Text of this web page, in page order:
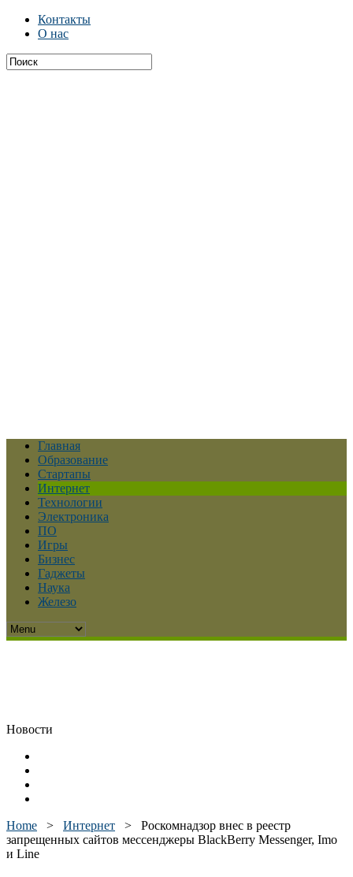
Контакты
О нас
Главная
Образование
Стартапы
Интернет
Технологии
Электроника
ПО
Игры
Бизнес
Гаджеты
Наука
Железо
Новости
Home > Интернет > Роскомнадзор внес в реестр
запрещенных сайтов мессенджеры BlackBerry Messenger, Imo
и Line